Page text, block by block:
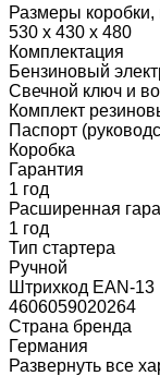
Размеры
530 х 430 х 480
Комплектация
Бензиновый
Свечной ключ и
Комплект
Паспорт
Коробка
Гарантия
1 год
Расширенная
1 год
Тип стартера
Ручной
Штрихкод EAN-13
4606059020264
Страна бренда
Германия
Развернуть все